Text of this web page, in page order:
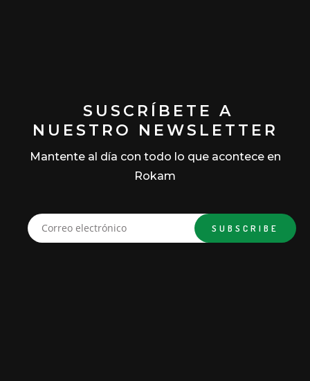
SUSCRÍBETE A
NUESTRO NEWSLETTER
Mantente al día con todo lo que acontece en
Rokam